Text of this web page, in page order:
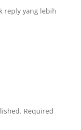
reply yang lebih
Required